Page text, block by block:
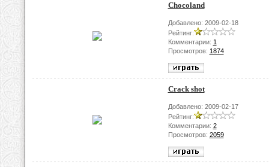
Chocoland
Добавлено: 2009-02-18
Рейтинг:
Комментарии: 1
Просмотров: 1874
Crack shot
Добавлено: 2009-02-17
Рейтинг:
Комментарии: 2
Просмотров: 2059